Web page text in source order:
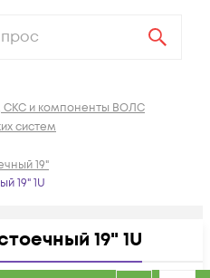
СКС и компоненты ВОЛС
систем
19"
19" 1U
19" 1U